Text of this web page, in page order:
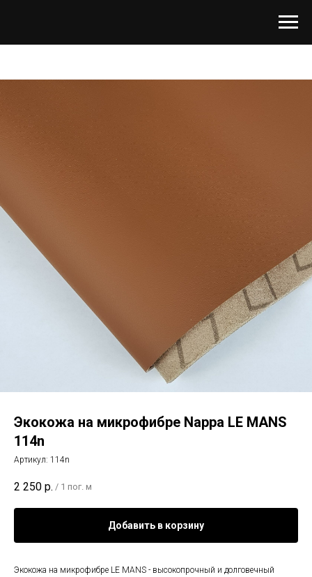
Экокожа на микрофибре Nappa LE MANS
114n
Артикул: 114n
2 250 р. / 1 пог. м
Добавить в корзину
Экокожа на микрофибре LE MANS - высокопрочный и долговечный